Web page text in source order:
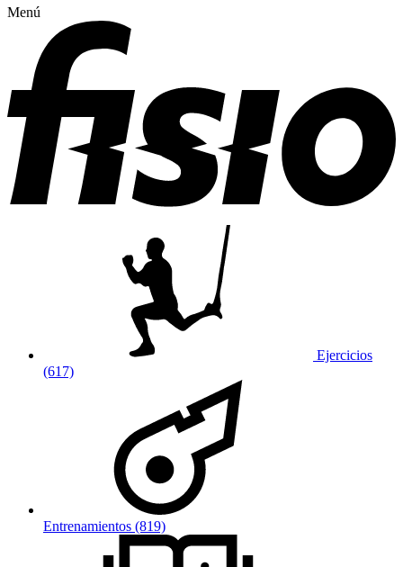
Menú
Ejercicios
(617)
Entrenamientos (819)